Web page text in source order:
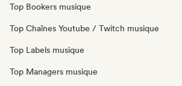
Top Bookers musique
Top Chaînes Youtube / Twitch musique
Top Labels musique
Top Managers musique